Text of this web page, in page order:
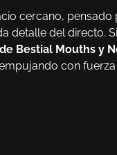
cercano,
detalle del directo.
Bestial Mouths y
con